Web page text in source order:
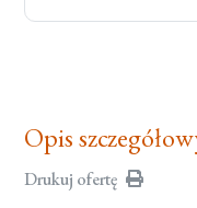
Opis
Drukuj ofertę